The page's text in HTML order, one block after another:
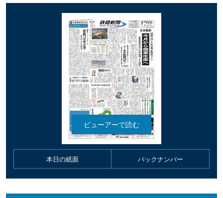
本日の紙面 バックナンバー